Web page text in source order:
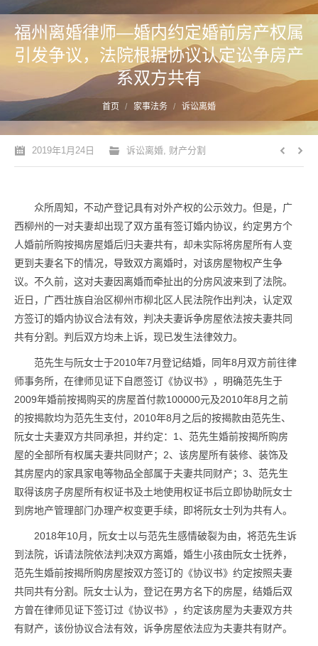
福州离婚律师—婚内约定婚前房产权属
引发争议，法院根据协议认定讼争房产
系双方共有
您的位置： 首页 家事法务 诉讼离婚
2019年1月24日 诉讼离婚, 财产分割
众所周知，不动产登记具有对外产权的公示效力。但是，广
西柳州的一对夫妻却出现了双方虽有签订婚内协议，约定男方个
人婚前所购按揭房屋婚后归夫妻共有，却未实际将房屋所有人变
更到夫妻名下的情况，导致双方离婚时，对该房屋物权产生争
议。不久前，这对夫妻因离婚而牵扯出的分房风波来到了法院。
近日，广西壮族自治区柳州市柳北区人民法院作出判决，认定双
方签订的婚内协议合法有效，判决夫妻诉争房屋依法按夫妻共同
共有分割。判后双方均未上诉，现已发生法律效力。
范先生与阮女士于2010年7月登记结婚，同年8月双方前往律
师事务所，在律师见证下自愿签订《协议书》，明确范先生于
2009年婚前按揭购买的房屋首付款100000元及2010年8月之前
的按揭款均为范先生支付，2010年8月之后的按揭款由范先生、
阮女士夫妻双方共同承担，并约定：1、范先生婚前按揭所购房
屋的全部所有权属夫妻共同财产；2、该房屋所有装修、装饰及
其房屋内的家具家电等物品全部属于夫妻共同财产；3、范先生
取得该房子房屋所有权证书及土地使用权证书后立即协助阮女士
到房地产管理部门办理产权变更手续，即将阮女士列为共有人。
2018年10月，阮女士以与范先生感情破裂为由，将范先生诉
到法院，诉请法院依法判决双方离婚，婚生小孩由阮女士抚养，
范先生婚前按揭所购房屋按双方签订的《协议书》约定按照夫妻
共同共有分割。阮女士认为，登记在男方名下的房屋，结婚后双
方曾在律师见证下签订过《协议书》，约定该房屋为夫妻双方共
有财产，该份协议合法有效，诉争房屋依法应为夫妻共有财产。